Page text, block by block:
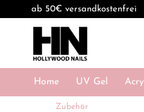
ab 50€ versandkostenfrei
Home UV Gel Acryl
Zubehör